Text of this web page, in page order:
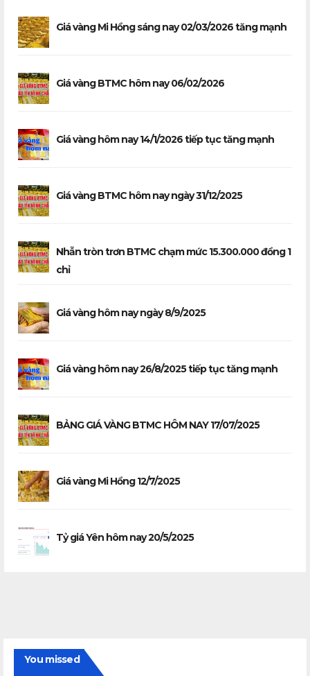
Giá vàng Mi Hồng sáng nay 02/03/2026 tăng mạnh
Giá vàng BTMC hôm nay 06/02/2026
Giá vàng hôm nay 14/1/2026 tiếp tục tăng mạnh
Giá vàng BTMC hôm nay ngày 31/12/2025
Nhẫn tròn trơn BTMC chạm mức 15.300.000 đồng 1
chỉ
Giá vàng hôm nay ngày 8/9/2025
Giá vàng hôm nay 26/8/2025 tiếp tục tăng mạnh
BẢNG GIÁ VÀNG BTMC HÔM NAY 17/07/2025
Giá vàng Mi Hồng 12/7/2025
Tỷ giá Yên hôm nay 20/5/2025
You missed